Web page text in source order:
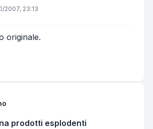
2007, 23:13
originale.
prodotti esplodenti